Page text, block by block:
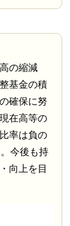
の縮減
基金の積
確保に努
在高等の
率は負の
今後も持
向上を目